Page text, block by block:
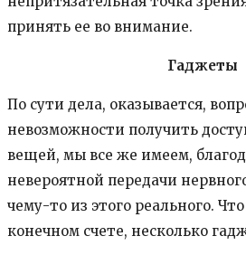
принять ее во внимание.
Гаджеты
По сути дела, оказывается,
невозможности получить
вещей, мы все же имеем,
невероятной передачи
чему-то из этого реального.
конечном счете, несколько